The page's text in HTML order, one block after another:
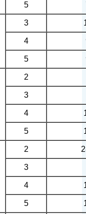
5
3
4
5
2
3
4
5
2
3
4
5